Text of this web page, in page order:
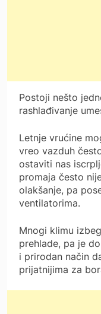
Postoji nešto
rashlađivanje
Letnje vrućine
vreo vazduh
ostaviti nas
promaja često
olakšanje, pa
ventilatorima.
Mnogi klimu
prehlade, pa je
i prirodan način
prijatnijima za